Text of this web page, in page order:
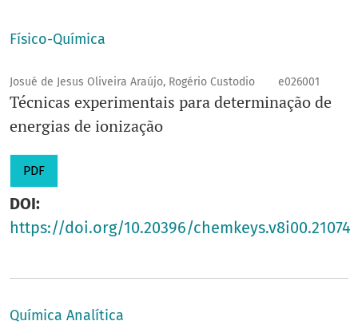
Ano de fundação
Título abreviado: Rev. ChemKeys
E-mail:andradej@unicamp.br
Unidade: IQ
Editor responsável:
Prefixo DOI
Físico-Química
Josué de Jesus Oliveira Araújo, Rogério Custodio e026001
Técnicas experimentais para determinação de
energias de ionização
PDF
DOI:
https://doi.org/10.20396/chemkeys.v8i00.21074
Química Analítica